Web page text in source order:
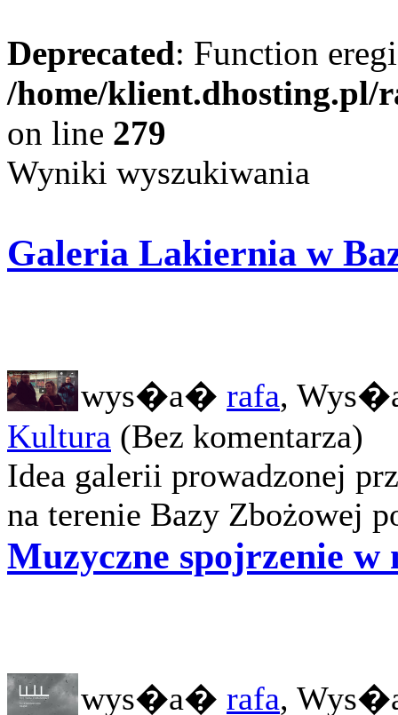
Deprecated: Function
/home/klient.dhosting.pl/
on line 279
Wyniki wyszukiwania
Galeria Lakiernia w
wys�a� rafa,
Kultura (Bez komentarza)
Idea galerii prowadzonej
na terenie Bazy Zbożowej
Muzyczne spojrzenie
wys�a� rafa,